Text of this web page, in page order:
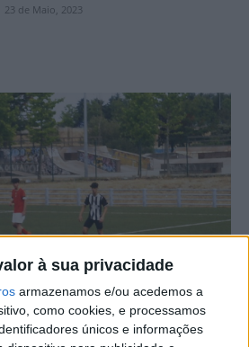
à sua privacidade
armazenamos e/ou acedemos a
como cookies, e processamos
únicos e informações
23 de Maio, 2023
e Castelo Branco venceram por 5 a